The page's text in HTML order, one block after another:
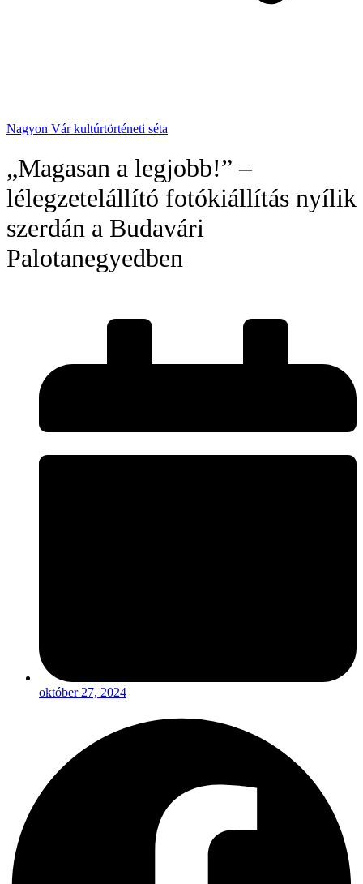
Nagyon Vár kultúrtörténeti séta
„Magasan a legjobb!” –
lélegzetelállító fotókiállítás nyílik
szerdán a Budavári
Palotanegyedben
október 27, 2024